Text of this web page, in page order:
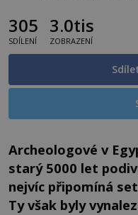
305
SDÍLENÍ
3.0tis
ZOBRAZENÍ
Archeologové v
starý 5000 let
nejvíc připomíná
Ty však byly